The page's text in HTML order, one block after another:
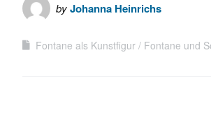
byJohanna Heinrichs
Fontane als Kunstfigur Fontane und